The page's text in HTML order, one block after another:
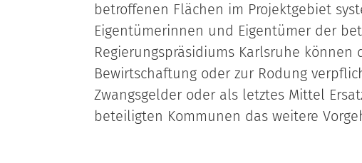
betroffenen Flächen im Projektgebiet
Eigentümerinnen und Eigentümer der
Regierungspräsidiums Karlsruhe
Bewirtschaftung oder zur Rodung
Zwangsgelder oder als letztes Mittel
beteiligten Kommunen das weitere